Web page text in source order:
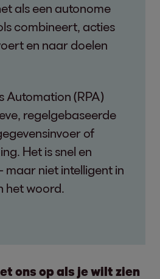
als een autonome
combineert, acties
en naar doelen
Automation (RPA)
regelgebaseerde
of
Het is snel en
niet intelligent in
het woord.
ons op als je wilt zien